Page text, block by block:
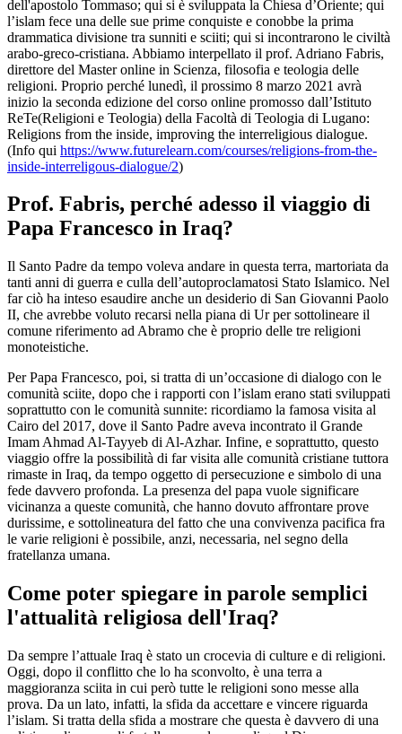
dell'apostolo Tommaso; qui si è sviluppata la Chiesa d’Oriente; qui
l’islam fece una delle sue prime conquiste e conobbe la prima
drammatica divisione tra sunniti e sciiti; qui si incontrarono le civiltà
arabo-greco-cristiana. Abbiamo interpellato il prof. Adriano Fabris,
direttore del Master online in Scienza, filosofia e teologia delle
religioni. Proprio perché lunedì, il prossimo 8 marzo 2021 avrà
inizio la seconda edizione del corso online promosso dall’Istituto
ReTe(Religioni e Teologia) della Facoltà di Teologia di Lugano:
Religions from the inside, improving the interreligious dialogue.
(Info qui https://www.futurelearn.com/courses/religions-from-the-
inside-interreligous-dialogue/2)
Prof. Fabris, perché adesso il viaggio di
Papa Francesco in Iraq?
Il Santo Padre da tempo voleva andare in questa terra, martoriata da
tanti anni di guerra e culla dell’autoproclamatosi Stato Islamico. Nel
far ciò ha inteso esaudire anche un desiderio di San Giovanni Paolo
II, che avrebbe voluto recarsi nella piana di Ur per sottolineare il
comune riferimento ad Abramo che è proprio delle tre religioni
monoteistiche.
Per Papa Francesco, poi, si tratta di un’occasione di dialogo con le
comunità sciite, dopo che i rapporti con l’islam erano stati sviluppati
soprattutto con le comunità sunnite: ricordiamo la famosa visita al
Cairo del 2017, dove il Santo Padre aveva incontrato il Grande
Imam Ahmad Al-Tayyeb di Al-Azhar. Infine, e soprattutto, questo
viaggio offre la possibilità di far visita alle comunità cristiane tuttora
rimaste in Iraq, da tempo oggetto di persecuzione e simbolo di una
fede davvero profonda. La presenza del papa vuole significare
vicinanza a queste comunità, che hanno dovuto affrontare prove
durissime, e sottolineatura del fatto che una convivenza pacifica fra
le varie religioni è possibile, anzi, necessaria, nel segno della
fratellanza umana.
Come poter spiegare in parole semplici
l'attualità religiosa dell'Iraq?
Da sempre l’attuale Iraq è stato un crocevia di culture e di religioni.
Oggi, dopo il conflitto che lo ha sconvolto, è una terra a
maggioranza sciita in cui però tutte le religioni sono messe alla
prova. Da un lato, infatti, la sfida da accettare e vincere riguarda
l’islam. Si tratta della sfida a mostrare che questa è davvero di una